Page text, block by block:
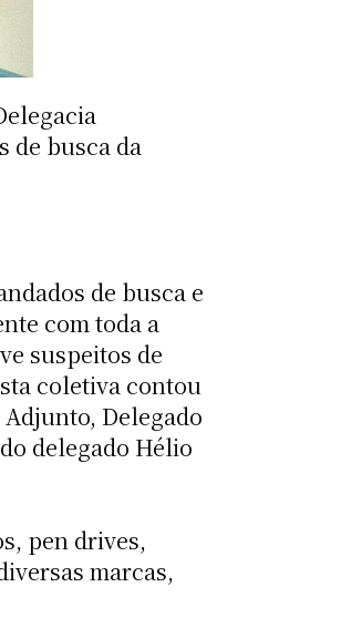
de busca da
de busca e
com toda a
suspeitos de
coletiva contou
Delegado
delegado Hélio
pen drives,
marcas,